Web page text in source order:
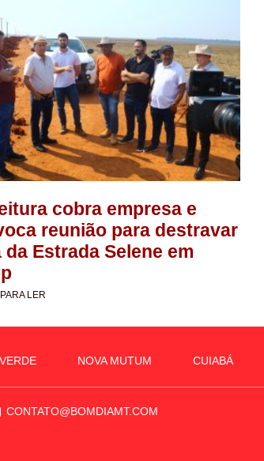
cobra empresa e
reunião para destravar
da Estrada Selene em
LER
NOVA MUTUM CUIABÁ
CONTATO@BOMDIAMT.COM